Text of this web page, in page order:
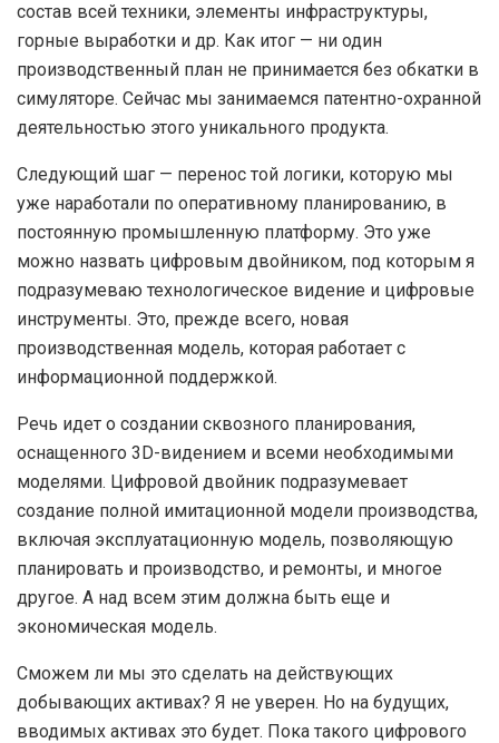
состав всей техники, элементы инфраструктуры,
горные выработки и др. Как итог — ни один
производственный план не принимается без обкатки в
симуляторе. Сейчас мы занимаемся патентно-охранной
деятельностью этого уникального продукта.
Следующий шаг — перенос той логики, которую мы
уже наработали по оперативному планированию, в
постоянную промышленную платформу. Это уже
можно назвать цифровым двойником, под которым я
подразумеваю технологическое видение и цифровые
инструменты. Это, прежде всего, новая
производственная модель, которая работает с
информационной поддержкой.
Речь идет о создании сквозного планирования,
оснащенного 3D-видением и всеми необходимыми
моделями. Цифровой двойник подразумевает
создание полной имитационной модели производства,
включая эксплуатационную модель, позволяющую
планировать и производство, и ремонты, и многое
другое. А над всем этим должна быть еще и
экономическая модель.
Сможем ли мы это сделать на действующих
добывающих активах? Я не уверен. Но на будущих,
вводимых активах это будет. Пока такого цифрового